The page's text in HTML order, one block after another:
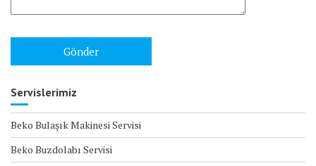
Servislerimiz
Beko Bulaşık Makinesi Servisi
Beko Buzdolabı Servisi